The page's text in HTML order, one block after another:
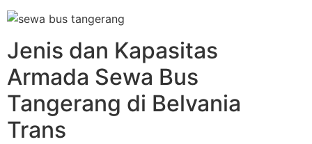
Jenis dan Kapasitas
Armada Sewa Bus
Tangerang di Belvania
Trans